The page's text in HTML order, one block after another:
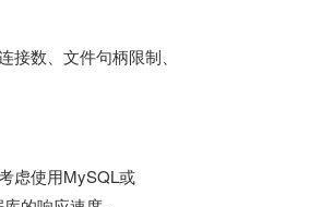
数、文件句柄限制、
虑使用MySQL或